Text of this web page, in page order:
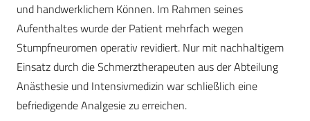
und handwerklichem Können. Im Rahmen seines
Aufenthaltes wurde der Patient mehrfach wegen
Stumpfneuromen operativ revidiert. Nur mit nachhaltigem
Einsatz durch die Schmerztherapeuten aus der Abteilung
Anästhesie und Intensivmedizin war schließlich eine
befriedigende Analgesie zu erreichen.